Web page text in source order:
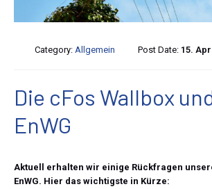
Category: Allgemein Post Date: 15.
Die cFos Wallbox
EnWG
Aktuell erhalten wir einige Rückfragen
EnWG. Hier das wichtigste in Kürze: